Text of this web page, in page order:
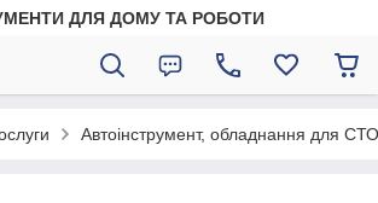
ДЛЯ ДОМУ ТА РОБОТИ
Автоінструмент, обладнання для